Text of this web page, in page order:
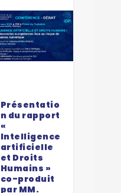
Présentatio
n du rapport
«
Intelligence
artificielle
et Droits
Humains »
co-produit
par MM.